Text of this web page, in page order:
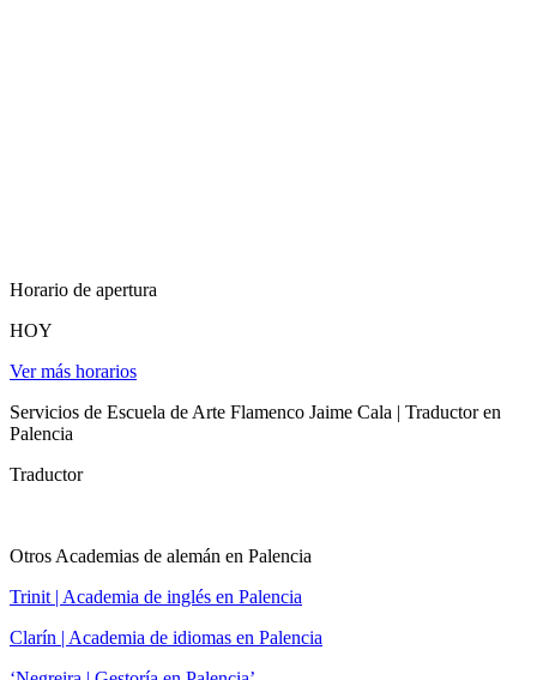
Horario de apertura
HOY
Ver más horarios
Servicios de Escuela de Arte Flamenco Jaime Cala | Traductor en
Palencia
Traductor
Otros Academias de alemán en Palencia
Trinit | Academia de inglés en Palencia
Clarín | Academia de idiomas en Palencia